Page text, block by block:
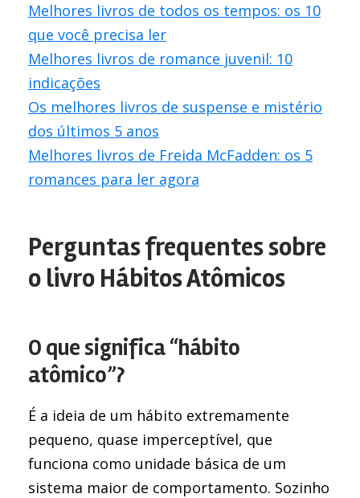
Melhores livros de todos os tempos: os 10
que você precisa ler
Melhores livros de romance juvenil: 10
indicações
Os melhores livros de suspense e mistério
dos últimos 5 anos
Melhores livros de Freida McFadden: os 5
romances para ler agora
Perguntas frequentes sobre
o livro Hábitos Atômicos
O que significa “hábito
atômico”?
É a ideia de um hábito extremamente
pequeno, quase imperceptível, que
funciona como unidade básica de um
sistema maior de comportamento. Sozinho